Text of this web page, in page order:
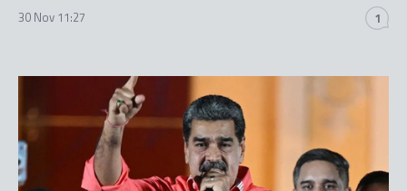
30 Nov 11:27 1